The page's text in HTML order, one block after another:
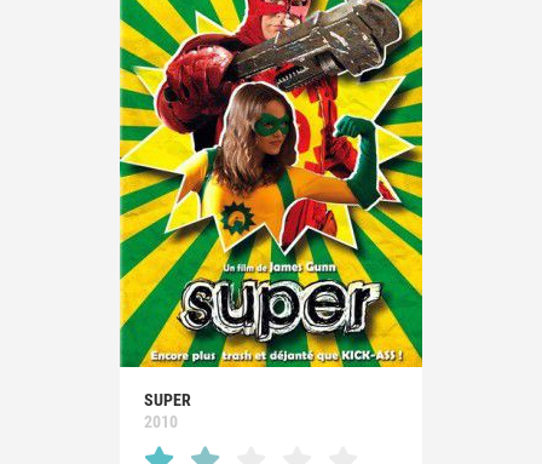
SUPER
2010